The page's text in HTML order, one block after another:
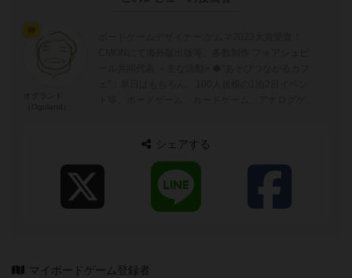
シェアする
マイボードゲーム登録者